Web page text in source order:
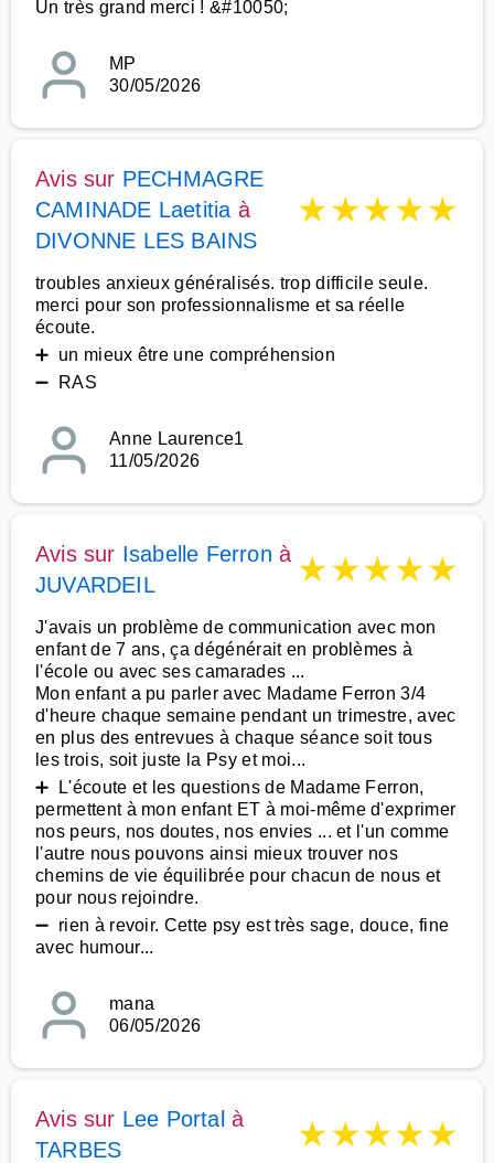
Un très grand merci ! &#10050;
MP
30/05/2026
Avis sur PECHMAGRE
CAMINADE Laetitia à
DIVONNE LES BAINS
★★★★★
troubles anxieux généralisés. trop difficile seule.
merci pour son professionnalisme et sa réelle
écoute.
➕ un mieux être une compréhension
➖ RAS
Anne Laurence1
11/05/2026
Avis sur Isabelle Ferron à
JUVARDEIL
★★★★★
J'avais un problème de communication avec mon
enfant de 7 ans, ça dégénérait en problèmes à
l'école ou avec ses camarades ...
Mon enfant a pu parler avec Madame Ferron 3/4
d'heure chaque semaine pendant un trimestre, avec
en plus des entrevues à chaque séance soit tous
les trois, soit juste la Psy et moi...
➕ L'écoute et les questions de Madame Ferron,
permettent à mon enfant ET à moi-même d'exprimer
nos peurs, nos doutes, nos envies ... et l'un comme
l'autre nous pouvons ainsi mieux trouver nos
chemins de vie équilibrée pour chacun de nous et
pour nous rejoindre.
➖ rien à revoir. Cette psy est très sage, douce, fine
avec humour...
mana
06/05/2026
Avis sur Lee Portal à
TARBES
★★★★★